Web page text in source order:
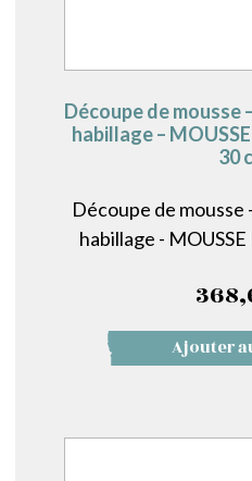
Découpe de mousse
habillage –
30
Découpe de mousse
habillage -
Ajouter